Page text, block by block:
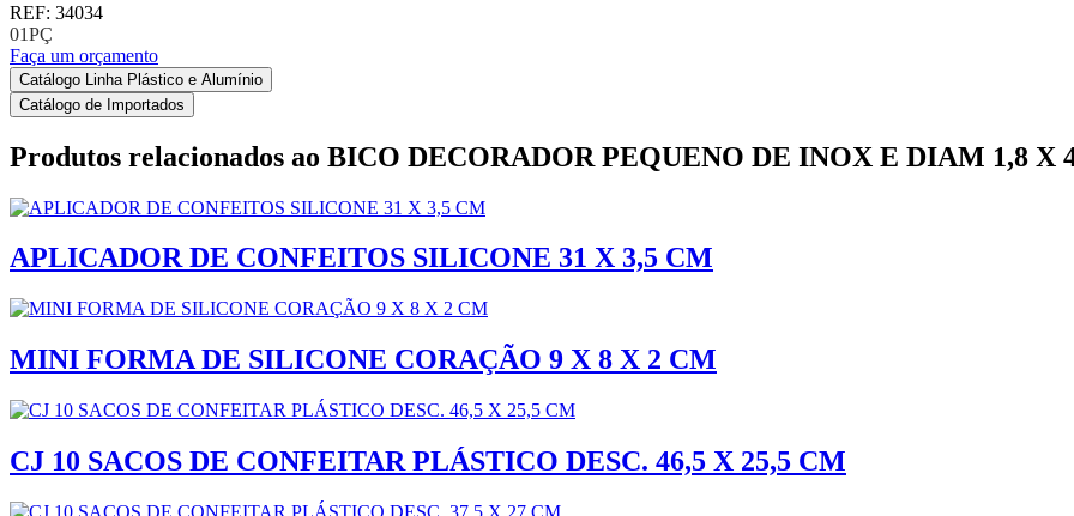
REF: 34034
01PÇ
Faça um orçamento
Catálogo Linha Plástico e Alumínio
Catálogo de Importados
Produtos relacionados ao BICO DECORADOR PEQUENO DE INOX E DIAM 1,8 X
APLICADOR DE CONFEITOS SILICONE 31 X 3,5 CM
MINI FORMA DE SILICONE CORAÇÃO 9 X 8 X 2 CM
CJ 10 SACOS DE CONFEITAR PLÁSTICO DESC. 46,5 X 25,5 CM